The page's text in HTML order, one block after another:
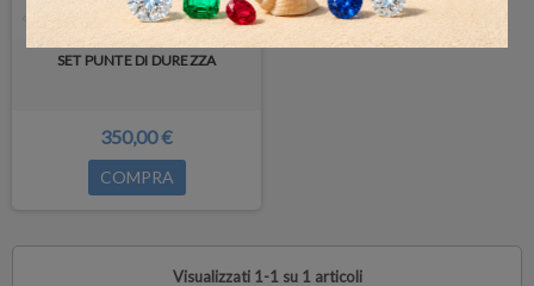
SET PUNTE DI DUREZZA
350,00 €
COMPRA
Visualizzati 1-1 su 1 articoli